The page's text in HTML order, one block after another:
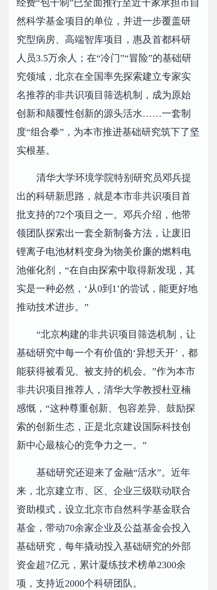
经费“包干制”已全面推行至近千家承担市自
然科学基金项目的单位，并进一步覆盖研
究型病房、高端智库项目，惠及首都科研
人员3.5万余人；在“冷门”“冒险”的基础研
究领域，北京在全国率先探索建立专家实
名推荐的非共识项目筛选机制，成为原始
创新和颠覆性创新的源头活水……一套制
度“组合拳”，为本市推进基础研究筑下了坚
实根基。
清华大学环境学院特别研究员邓兵提
出的科研新思路，就是本市非共识项目首
批支持的72个项目之一。邓兵介绍，他带
领团队探索出一套全新制备方法，让废旧
锂离子电池材料变身为物美价廉的燃料电
池催化剂，“在自由探索中取得新发现，其
实是一种必然，‘从0到1’的尝试，能更好地
推动技术进步。”
“北京构建的非共识项目筛选机制，让
基础研究中每一个有价值的‘异想天开’，都
能获得被看见、被支持的机会。”作为本市
非共识项目推荐人，清华大学教授杜亚楠
感慨，“这种尊重创新、包容差异、鼓励探
索的创新生态，正是北京建设国际科技创
新中心最核心的竞争力之一。”
基础研究还迎来了金融“活水”。近年
来，北京建立市、区、企业三级联动联合
资助模式，设立北京市自然科学基金联合
基金，带动70余家企业及公益基金会投入
基础研究，每年撬动投入基础研究的外部
资金超7亿元，累计凝练技术榜单2300余
项，支持近2000个科研团队。